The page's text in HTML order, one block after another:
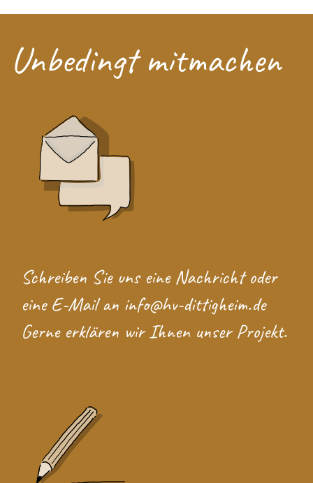
Unbedingt mitmachen
Schreiben Sie uns eine Nachrichtoder
eine E-Mail an info@hv-dittigheim.de
Gerne erklären wir Ihnen unser Projekt.